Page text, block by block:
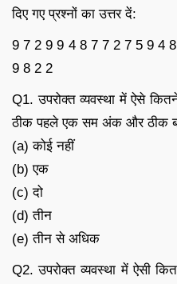
दिए गए प्रश्नों का उत्तर दें:
9 7 2 9 9 4 8 7 7 2 7 5 9 4
9 8 2 2
Q1. उपरोक्त व्यवस्था में ऐसे
ठीक पहले एक सम अंक और ठीक
(a) कोई नहीं
(b) एक
(c) दो
(d) तीन
(e) तीन से अधिक
Q2. उपरोक्त व्यवस्था में ऐसी